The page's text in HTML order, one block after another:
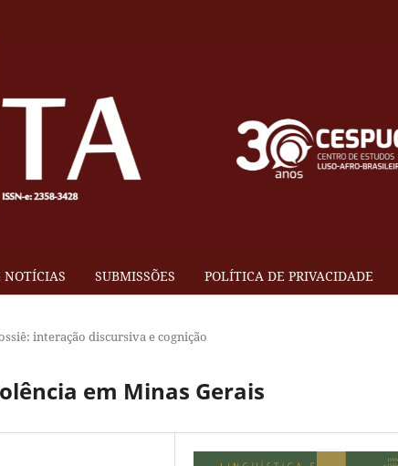
SUBMISSÕES POLÍTICA DE PRIVACIDADE
interação discursiva e cognição
em Minas Gerais